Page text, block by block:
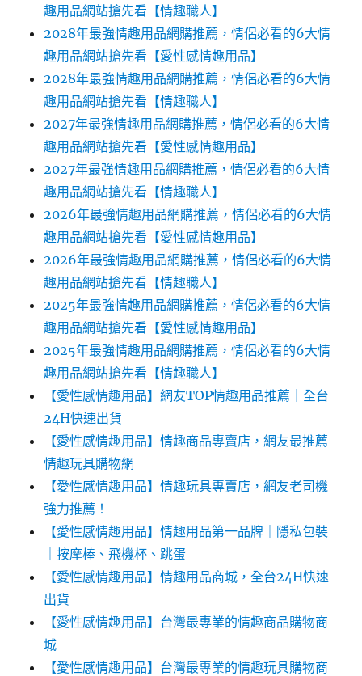
趣用品網站搶先看【情趣職人】
2028年最強情趣用品網購推薦，情侶必看的6大情
趣用品網站搶先看【愛性感情趣用品】
2028年最強情趣用品網購推薦，情侶必看的6大情
趣用品網站搶先看【情趣職人】
2027年最強情趣用品網購推薦，情侶必看的6大情
趣用品網站搶先看【愛性感情趣用品】
2027年最強情趣用品網購推薦，情侶必看的6大情
趣用品網站搶先看【情趣職人】
2026年最強情趣用品網購推薦，情侶必看的6大情
趣用品網站搶先看【愛性感情趣用品】
2026年最強情趣用品網購推薦，情侶必看的6大情
趣用品網站搶先看【情趣職人】
2025年最強情趣用品網購推薦，情侶必看的6大情
趣用品網站搶先看【愛性感情趣用品】
2025年最強情趣用品網購推薦，情侶必看的6大情
趣用品網站搶先看【情趣職人】
【愛性感情趣用品】網友TOP情趣用品推薦｜全台
24H快速出貨
【愛性感情趣用品】情趣商品專賣店，網友最推薦
情趣玩具購物網
【愛性感情趣用品】情趣玩具專賣店，網友老司機
強力推薦！
【愛性感情趣用品】情趣用品第一品牌｜隱私包裝
｜按摩棒、飛機杯、跳蛋
【愛性感情趣用品】情趣用品商城，全台24H快速
出貨
【愛性感情趣用品】台灣最專業的情趣商品購物商
城
【愛性感情趣用品】台灣最專業的情趣玩具購物商